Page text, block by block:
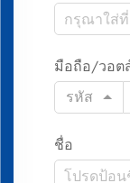
มือถือ/วอต
รหัส
ชื่อ